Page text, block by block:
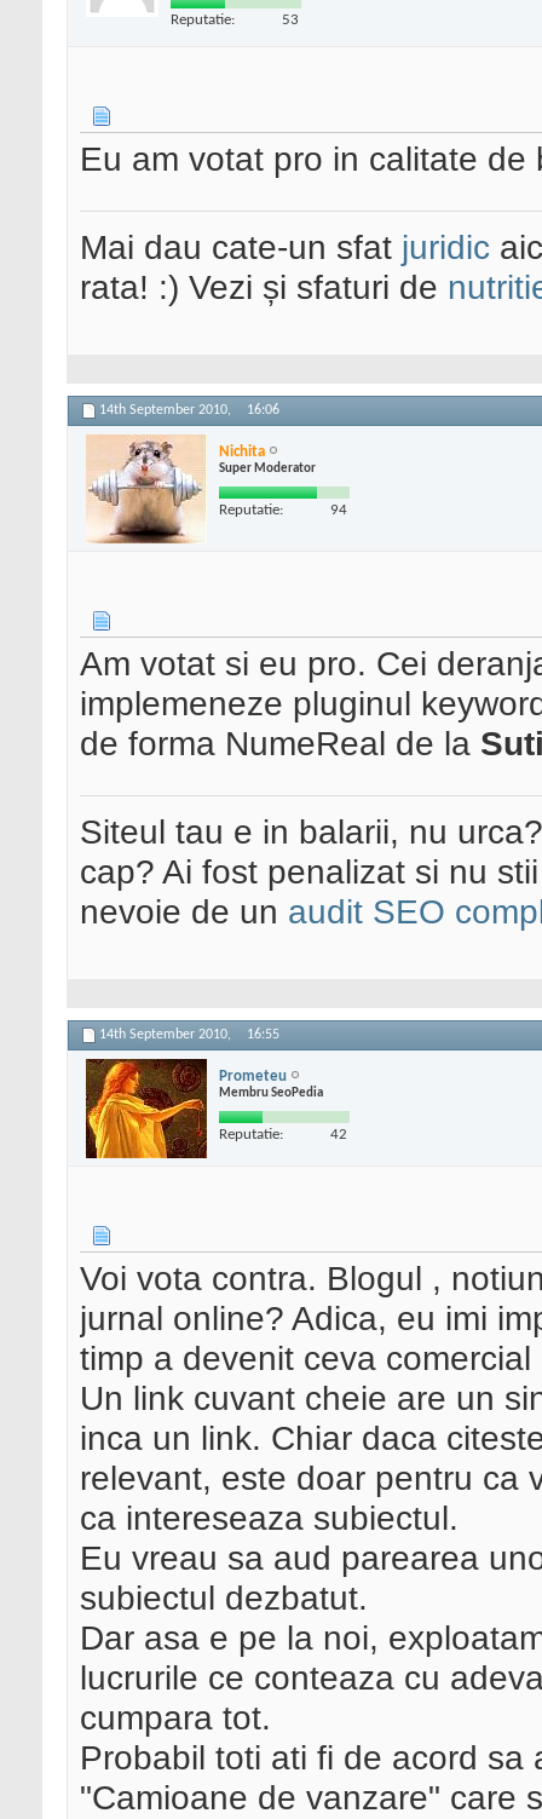
Reputatie: 53
Eu am votat pro in calitate
Mai dau cate-un sfat juridic
rata! :) Vezi și sfaturi de
14th September 2010, 16:06
Nichita
Super Moderator
Reputatie: 94
Am votat si eu pro. Cei
implemeneze pluginul
de forma NumeReal de la
Siteul tau e in balarii, nu
cap? Ai fost penalizat si nu
nevoie de un audit SEO
14th September 2010, 16:55
Prometeu
Membru SeoPedia
Reputatie: 42
Voi vota contra. Blogul ,
jurnal online? Adica, eu imi
timp a devenit ceva
Un link cuvant cheie are un
inca un link. Chiar daca
relevant, este doar pentru ca
ca intereseaza subiectul.
Eu vreau sa aud parearea
subiectul dezbatut.
Dar asa e pe la noi,
lucrurile ce conteaza cu
cumpara tot.
Probabil toti ati fi de acord
"Camioane de vanzare" care